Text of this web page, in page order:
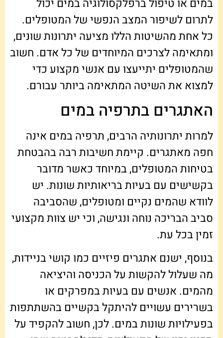
במים או טיפול ברפלקסולוגיה במים יכול
לתרום לשיפור המצב הנפשי של המטופלים.
כל אחת מהשיטות הללו מציעה יתרונות שונים,
ומתאימה לצרכים המיוחדים של כל אדם. חשוב
שהמטופלים יתייעצו עם אנשי מקצוע כדי
למצוא את השיטה המתאימה ביותר עבורם.
האתגרים בתרפיה במים
למרות יתרונותיה הרבים, תרפיה במים אינה
חפה מאתגרים. קיימת חשיבות רבה בהבטחת
בטיחות המטופלים, במיוחד כאשר מדובר
בקשישים עם בעיות בריאותיות שונות. יש
לוודא שהמים נקיים ומטופלים, שהסביבה
סביב הבריכה נוחה ונגישה, וכי יש צוות מקצועי
זמין בכל עת.
בנוסף, ישנם אתגרים פיזיים כמו קושי בניידות,
מה שעלול להקשות על הכניסה והיציאה
מהמים. אנשים עם בעיות במפרקים או
בשרירים עשויים להיתקל בקשיים בהשתתפות
בפעילויות שונות במים. לכן, חשוב להקפיד על